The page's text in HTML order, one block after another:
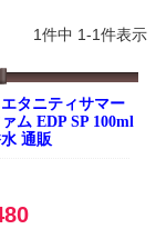
1件中 1-1件表示
タニティサマー
ム EDP SP 100ml
通販